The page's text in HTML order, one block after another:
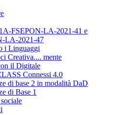
FSEPON-LA-2021-41 e
LA-2021-47
i Linguaggi
Creativa.... mente
il Digitale
Connessi 4.0
di base 2 in modalità DaD
di Base 1